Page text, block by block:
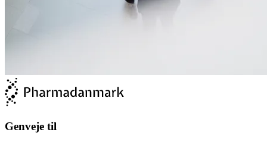
Genveje til